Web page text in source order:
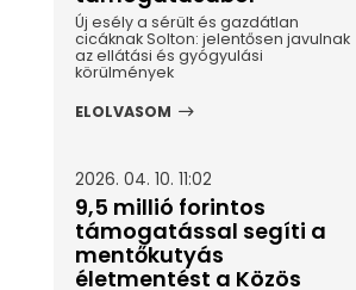
Új esély a sérült és gazdátlan
cicáknak Solton: jelentősen javulnak
az ellátási és gyógyulási
körülmények
ELOLVASOM
2026. 04. 10. 11:02
9,5 millió forintos
támogatással segíti a
mentőkutyás
életmentést a Közös